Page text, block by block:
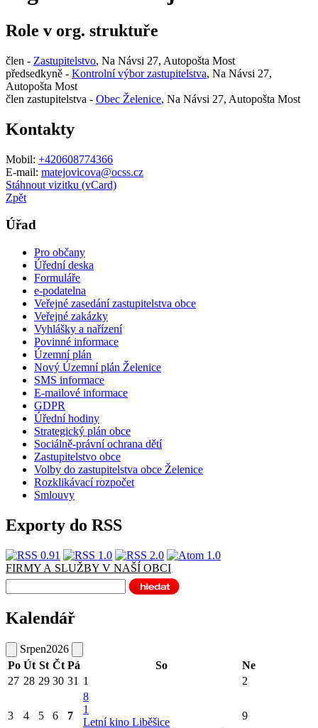
Role v org. struktuře
člen - Zastupitelstvo, Na Návsi 27, Autopošta Most
předsedkyně - Kontrolní výbor zastupitelstva, Na Návsi 27,
Autopošta Most
člen zastupitelstva - Obec Želenice, Na Návsi 27, Autopošta Most
Kontakty
Mobil: +420608774366
E-mail: matejovicova@ocss.cz
Stáhnout vizitku (vCard)
Zpět
Úřad
Pro občany
Úřední deska
Formuláře
e-podatelna
Veřejné zasedání zastupitelstva obce
Veřejné zakázky
Vyhlášky a nařízení
Povinné informace
Územní plán
Nový Územní plán Želenice
SMS informace
E-mailové informace
GDPR
Úřední hodiny
Strategický plán obce
Sociálně-právní ochrana dětí
Zastupitelstvo obce
Volby do zastupitelstva obce Želenice
Rozklikávací rozpočet
Smlouvy
Exporty do RSS
FIRMY A SLUŽBY V NAŠÍ OBCI
Kalendář
Srpen2026
Po Út St Čt Pá So
Ne
27 28 29 30 31 1 2
3 4 5 6 7
8
1
Letní kino Liběšice
9